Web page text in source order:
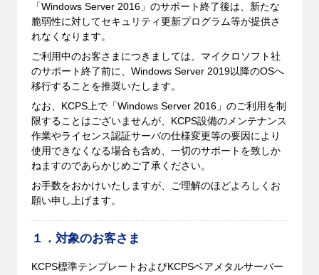
「Windows Server 2016」のサポート終了後は、新たな
脆弱性に対してセキュリティ更新プログラム等が提供さ
れなくなります。
ご利用中のお客さまにつきましては、マイクロソフト社
のサポート終了前に、Windows Server 2019以降のOSへ
移行することを推奨いたします。
なお、KCPS上で「Windows Server 2016」のご利用を制
限することはございませんが、KCPS設備のメンテナンス
作業やライセンス認証サーバの仕様変更等の要因により
使用できなくなる場合も含め、一切のサポートを致しか
ねますのであらかじめご了承ください。
お手数をおかけいたしますが、ご理解のほどよろしくお
願い申し上げます。
１．対象のお客さま
KCPS標準テンプレートおよびKCPSベアメタルサーバー